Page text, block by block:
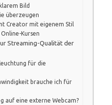
Bild
überzeugen
Creator mit eigenem Stil
Kursen
Streaming-Qualität der
für die
brauche ich für
auf eine externe Webcam?